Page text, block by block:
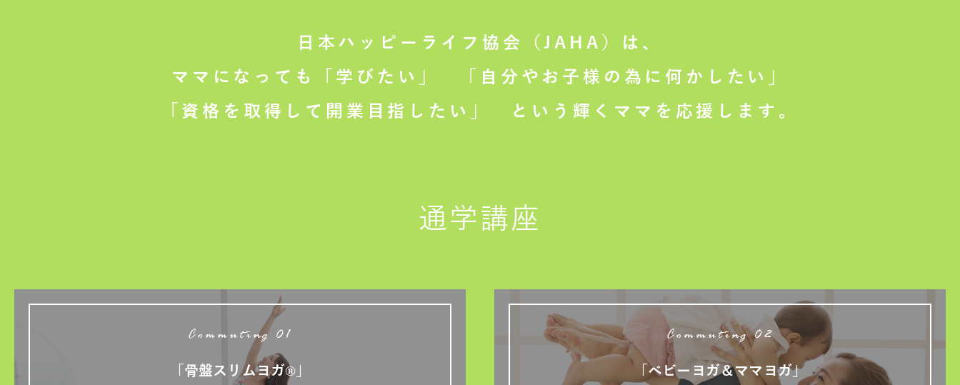
日本ハッピーライフ協会（JAHA）は、
ママになっても「学びたい」
「自分やお子様の為に何かしたい」
「資格を取得して開業目指したい」
という輝くママを応援します。
通学講座
Commuting 01
「骨盤スリムヨガ®」
Commuting 02
「ベビーヨガ＆ママヨガ」